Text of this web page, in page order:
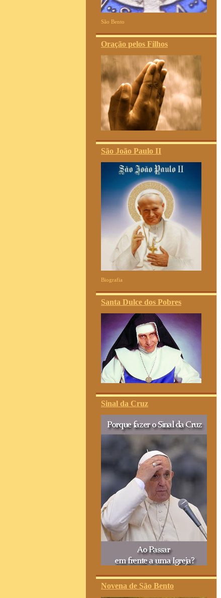
São Bento
Oração pelos Filhos
São João Paulo II
Biografia
Santa Dulce dos Pobres
Sinal da Cruz
Novena de São Bento